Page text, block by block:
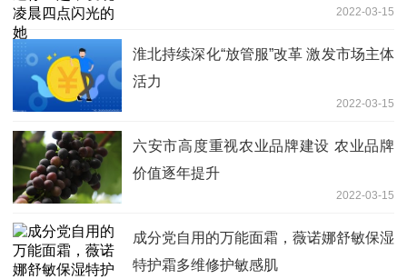
2022-03-15
淮北持续深化“放管服”改革 激发市场主体
活力
2022-03-15
六安市高度重视农业品牌建设 农业品牌
价值逐年提升
2022-03-15
成分党自用的万能面霜，薇诺娜舒敏保湿
特护霜多维修护敏感肌